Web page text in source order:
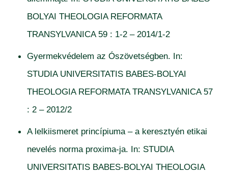
BOLYAI THEOLOGIA REFORMATA
TRANSYLVANICA 59 : 1-2 – 2014/1-2
Gyermekvédelem az Ószövetségben. In:
STUDIA UNIVERSITATIS BABES-BOLYAI
THEOLOGIA REFORMATA TRANSYLVANICA 57
: 2 – 2012/2
A lelkiismeret princípiuma – a keresztyén etikai
nevelés norma proxima-ja. In: STUDIA
UNIVERSITATIS BABES-BOLYAI THEOLOGIA